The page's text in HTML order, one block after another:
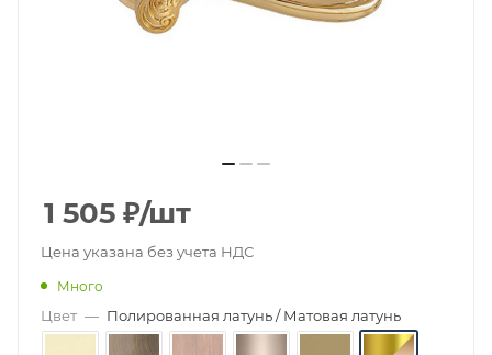
1 505 ₽/шт
Цена указана без учета НДС
Много
Цвет — Полированная латунь / Матовая латунь